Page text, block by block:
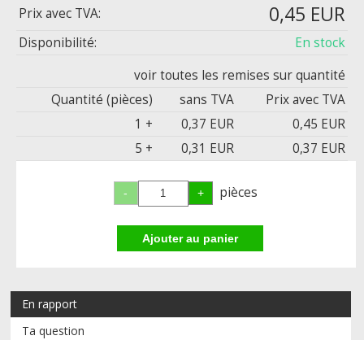
Prix ​​avec TVA: 0,45 EUR
Disponibilité:
En stock
voir toutes les remises sur quantité
Quantité (pièces)
sans TVA
Prix ​​avec TVA
1 +
0,37 EUR
0,45 EUR
5 +
0,31 EUR 0,37 EUR
pièces
En rapport
Ta question